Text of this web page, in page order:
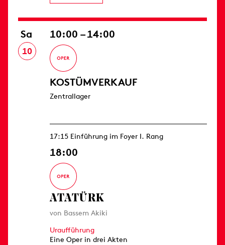
Sa
10
10:00 – 14:00
KOSTÜMVERKAUF
Zentrallager
17:15 Einführung im Foyer I. Rang
18:00
ATATÜRK
von Bassem Akiki
Uraufführung
Eine Oper in drei Akten